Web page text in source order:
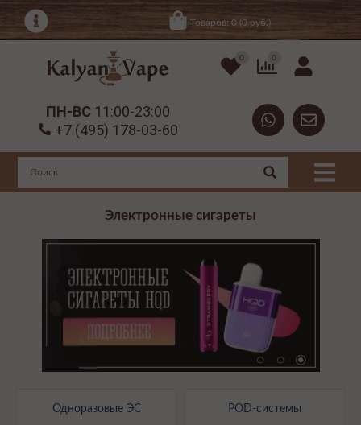
Товаров: 0 (0 руб.)
0 0
ПН-ВС 11:00-23:00
+7 (495) 178-03-60
Электронные сигареты
Одноразовые ЭС POD-системы